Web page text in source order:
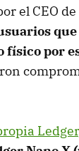
el CEO
físico por
Ledger